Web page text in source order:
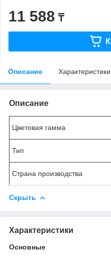
11 588 ₸
Описание Характеристики
Описание
Цветовая гамма
Тип
Страна производства
Скрыть
Характеристики
Основные